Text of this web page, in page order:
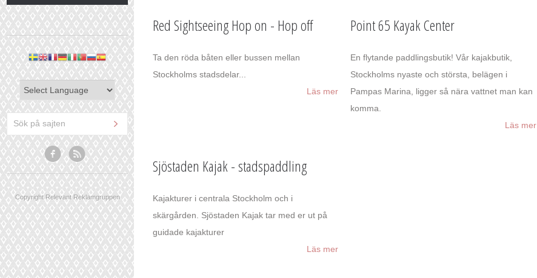
Copyright Relevant Reklamgruppen
Red Sightseeing Hop on - Hop off
Ta den röda båten eller bussen mellan
Stockholms stadsdelar...
Läs mer
Point 65 Kayak Center
En flytande paddlingsbutik! Vår kajakbutik,
Stockholms nyaste och största, belägen i
Pampas Marina, ligger så nära vattnet man kan
komma.
Läs mer
Sjöstaden Kajak - stadspaddling
Kajakturer i centrala Stockholm och i
skärgården. Sjöstaden Kajak tar med er ut på
guidade kajakturer
Läs mer